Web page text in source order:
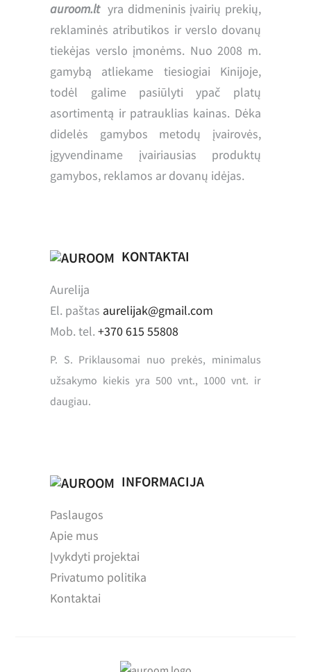
auroom.ltyra didmeninis įvairių prekių,
reklaminės atributikos ir verslo dovanų
tiekėjas verslo įmonėms. Nuo 2008 m.
gamybą atliekame tiesiogiai Kinijoje,
todėl galime pasiūlyti ypač platų
asortimentą ir patrauklias kainas. Dėka
didelės gamybos metodų įvairovės,
įgyvendiname įvairiausias produktų
gamybos, reklamos ar dovanų idėjas.
KONTAKTAI
Aurelija
El. paštas aurelijak@gmail.com
Mob. tel.+370 615 55808
P. S. Priklausomai nuo prekės, minimalus
užsakymo kiekis yra 500 vnt., 1000 vnt. ir
daugiau.
INFORMACIJA
Paslaugos
Apie mus
Įvykdyti projektai
Privatumo politika
Kontaktai